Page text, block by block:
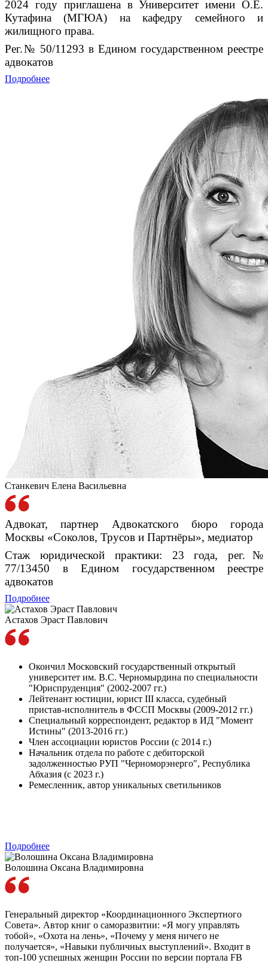
2024 году приглашена в Университет имени О.Е.
Кутафина (МГЮА) на кафедру семейного и
жилищного права.
Рег.№ 50/11293 в Едином государственном реестре
адвокатов
Подробнее
Станкевич Елена Васильевна
Адвокат, партнер Адвокатского бюро города
Москвы «Соколов, Трусов и Партнёры», медиатор
Стаж юридической практики: 23 года, рег.№
77/13450 в Едином государственном реестре
адвокатов
Подробнее
Астахов Эраст Павлович
Окончил Московский государственный открытый
университет им. В.С. Черномырдина по специальности
"Юриспруденция" (2002-2007 гг.)
Лейтенант юстиции, юрист III класса, судебный
пристав-исполнитель в ФССП Москвы (2009-2012 гг.)
Специальный корреспондент, редактор в ИД "Момент
Истины" (2013-2016 гг.)
Член ассоциации юристов России (с 2014 г.)
Начальник отдела по работе с дебиторской
задолженностью РУП "Черноморэнерго", Республика
Абхазия (с 2023 г.)
Ремесленник, автор уникальных светильников
Подробнее
Волошина Оксана Владимировна
Генеральный директор «Координационного Экспертного
Совета». Автор книг о саморазвитии: «Я могу управлять
тобой», «Охота на лень», «Почему у меня ничего не
получается», «Навыки публичных выступлений». Входит в
топ-100 успешных женщин России по версии портала FB